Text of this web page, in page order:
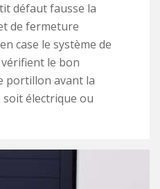
défaut fausse la
de fermeture
case le système de
le bon
portillon avant la
soit électrique ou